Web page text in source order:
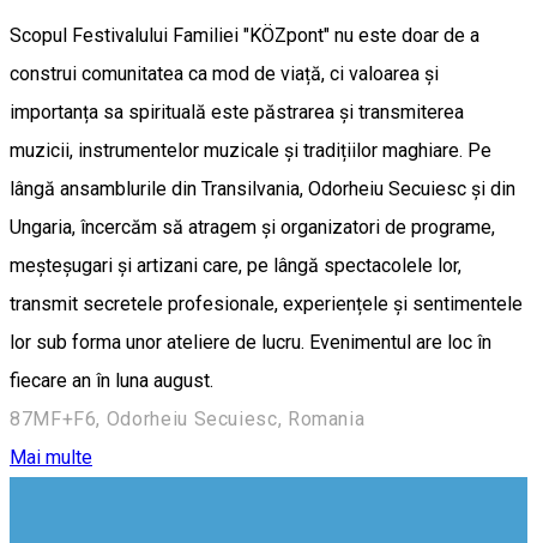
Scopul Festivalului Familiei "KÖZpont" nu este doar de a
construi comunitatea ca mod de viață, ci valoarea și
importanța sa spirituală este păstrarea și transmiterea
muzicii, instrumentelor muzicale și tradițiilor maghiare. Pe
lângă ansamblurile din Transilvania, Odorheiu Secuiesc și din
Ungaria, încercăm să atragem și organizatori de programe,
meșteșugari și artizani care, pe lângă spectacolele lor,
transmit secretele profesionale, experiențele și sentimentele
lor sub forma unor ateliere de lucru. Evenimentul are loc în
fiecare an în luna august.
87MF+F6, Odorheiu Secuiesc, Romania
Mai multe